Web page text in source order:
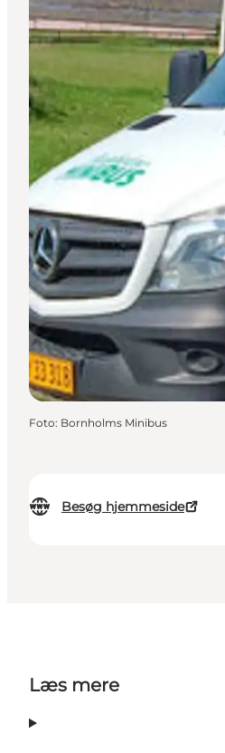
Besøg hjemmeside
Foto: Bornholms Minibus
Læs mere